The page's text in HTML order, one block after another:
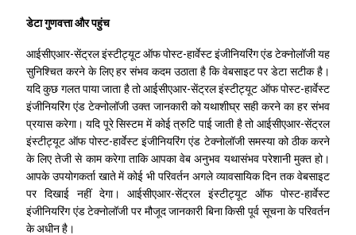
डेटा गुणवत्ता और पहुंच
आईसीएआर-सेंट्रल इंस्टीट्यूट ऑफ पोस्ट-हार्वेस्ट इंजीनियरिंग एंड टेक्नोलॉजी यह
सुनिश्चित करने के लिए हर संभव कदम उठाता है कि वेबसाइट पर डेटा सटीक है।
यदि कुछ गलत पाया जाता है तो आईसीएआर-सेंट्रल इंस्टीट्यूट ऑफ पोस्ट-हार्वेस्ट
इंजीनियरिंग एंड टेक्नोलॉजी उक्त जानकारी को यथाशीघ्र सही करने का हर संभव
प्रयास करेगा। यदि पूरे सिस्टम में कोई त्रुटि पाई जाती है तो आईसीएआर-सेंट्रल
इंस्टीट्यूट ऑफ पोस्ट-हार्वेस्ट इंजीनियरिंग एंड टेक्नोलॉजी समस्या को ठीक करने
के लिए तेजी से काम करेगा ताकि आपका वेब अनुभव यथासंभव परेशानी मुक्त हो।
आपके उपयोगकर्ता खाते में कोई भी परिवर्तन अगले व्यावसायिक दिन तक वेबसाइट
पर दिखाई नहीं देगा। आईसीएआर-सेंट्रल इंस्टीट्यूट ऑफ पोस्ट-हार्वेस्ट
इंजीनियरिंग एंड टेक्नोलॉजी पर मौजूद जानकारी बिना किसी पूर्व सूचना के परिवर्तन
के अधीन है।